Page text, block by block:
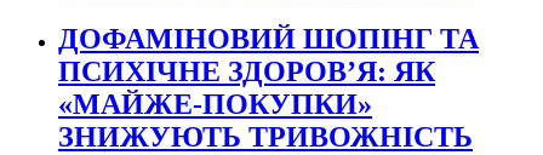
ДОФАМІНОВИЙ ШОПІНГ ТА
ПСИХІЧНЕ ЗДОРОВ’Я: ЯК
«МАЙЖЕ-ПОКУПКИ»
ЗНИЖУЮТЬ ТРИВОЖНІСТЬ